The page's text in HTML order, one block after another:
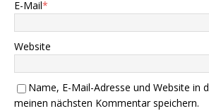
E-Mail*
Website
Name, E-Mail-Adresse und Website in
meinen nächsten Kommentar speichern.